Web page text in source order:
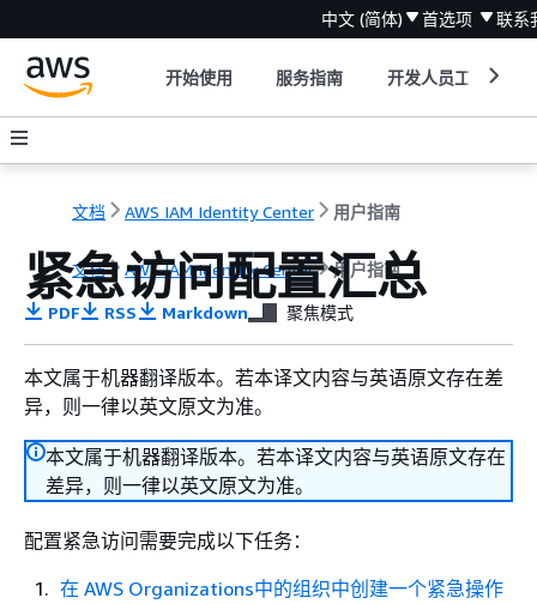
中文 (简体) 首选项 联系
开始使用 服务指南 开发人员工具
文档 AWS IAM Identity Center 用户指南
文档 AWS IAM Identity Center 用户指南
紧急访问配置汇总
PDF RSS Markdown 聚焦模式
本文属于机器翻译版本。若本译文内容与英语原文存在差
异，则一律以英文原文为准。
本文属于机器翻译版本。若本译文内容与英语原文存在
差异，则一律以英文原文为准。
配置紧急访问需要完成以下任务：
在 AWS Organizations中的组织中创建一个紧急操作